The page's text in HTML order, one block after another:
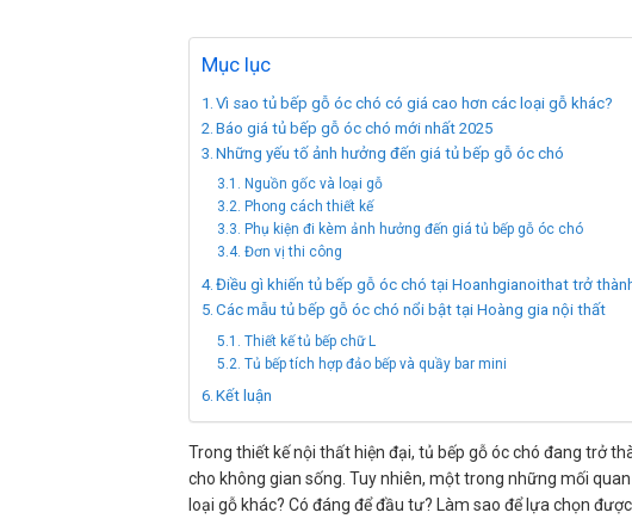
Mục lục
Vì sao tủ bếp gỗ óc chó có giá cao hơn các loại gỗ khác?
Báo giá tủ bếp gỗ óc chó mới nhất 2025
Những yếu tố ảnh hưởng đến giá tủ bếp gỗ óc chó
Nguồn gốc và loại gỗ
Phong cách thiết kế
Phụ kiện đi kèm ảnh hưởng đến giá tủ bếp gỗ óc chó
Đơn vị thi công
Điều gì khiến tủ bếp gỗ óc chó tại Hoanhgianoithat trở
Các mẫu tủ bếp gỗ óc chó nổi bật tại Hoàng gia nội thất
Thiết kế tủ bếp chữ L
Tủ bếp tích hợp đảo bếp và quầy bar mini
Kết luận
Trong thiết kế nội thất hiện đại, tủ bếp gỗ óc chó đang trở
cho không gian sống. Tuy nhiên, một trong những mối
loại gỗ khác? Có đáng để đầu tư? Làm sao để lựa chọn